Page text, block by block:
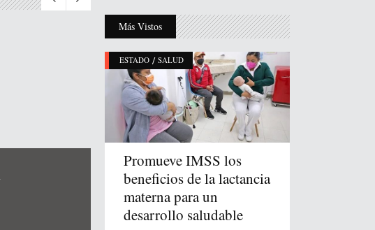
Más Vistos
ESTADO / SALUD
Promueve IMSS los
beneficios de la lactancia
materna para un
desarrollo saludable